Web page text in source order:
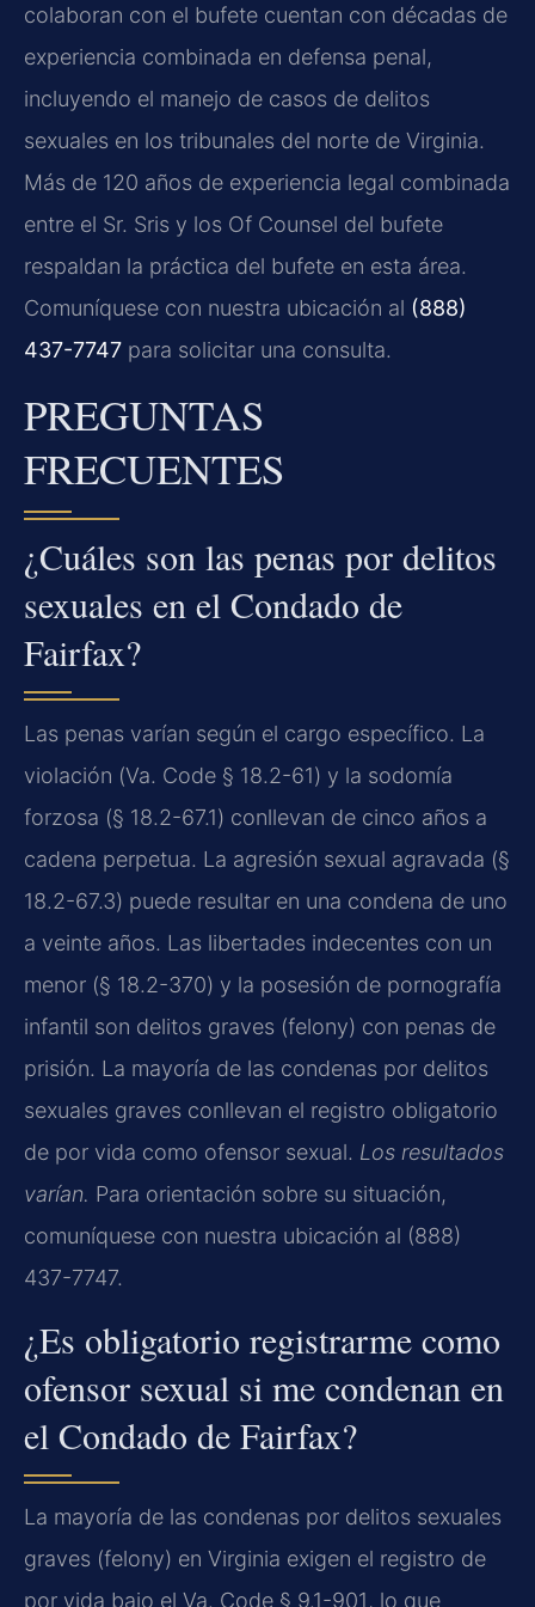
colaboran con el bufete cuentan con décadas de
experiencia combinada en defensa penal,
incluyendo el manejo de casos de delitos
sexuales en los tribunales del norte de Virginia.
Más de 120 años de experiencia legal combinada
entre el Sr. Sris y los Of Counsel del bufete
respaldan la práctica del bufete en esta área.
Comuníquese con nuestra ubicación al (888)
437-7747 para solicitar una consulta.
PREGUNTAS
FRECUENTES
¿Cuáles son las penas por delitos
sexuales en el Condado de
Fairfax?
Las penas varían según el cargo específico. La
violación (Va. Code § 18.2-61) y la sodomía
forzosa (§ 18.2-67.1) conllevan de cinco años a
cadena perpetua. La agresión sexual agravada (§
18.2-67.3) puede resultar en una condena de uno
a veinte años. Las libertades indecentes con un
menor (§ 18.2-370) y la posesión de pornografía
infantil son delitos graves (felony) con penas de
prisión. La mayoría de las condenas por delitos
sexuales graves conllevan el registro obligatorio
de por vida como ofensor sexual. Los resultados
varían. Para orientación sobre su situación,
comuníquese con nuestra ubicación al (888)
437-7747.
¿Es obligatorio registrarme como
ofensor sexual si me condenan en
el Condado de Fairfax?
La mayoría de las condenas por delitos sexuales
graves (felony) en Virginia exigen el registro de
por vida bajo el Va. Code § 9.1-901, lo que